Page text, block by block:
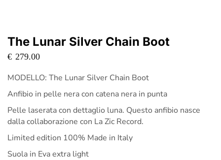
The Lunar Silver Chain Boot
€ 279.00
MODELLO: The Lunar Silver Chain Boot
Anfibio in pelle nera con catena nera in punta
Pelle laserata con dettaglio luna. Questo anfibio nasce
dalla collaborazione con La Zic Record.
Limited edition 100% Made in Italy
Suola in Eva extra light